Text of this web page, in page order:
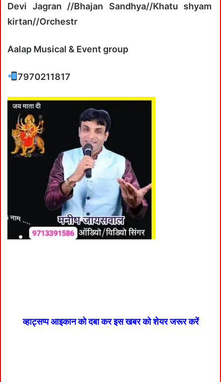
Devi Jagran //Bhajan Sandhya//Khatu shyam
kirtan//Orchestr
Aalap Musical & Event group
7970211817
व्हाट्सप्प आइकान को दबा कर इस खबर को शेयर जरूर करें